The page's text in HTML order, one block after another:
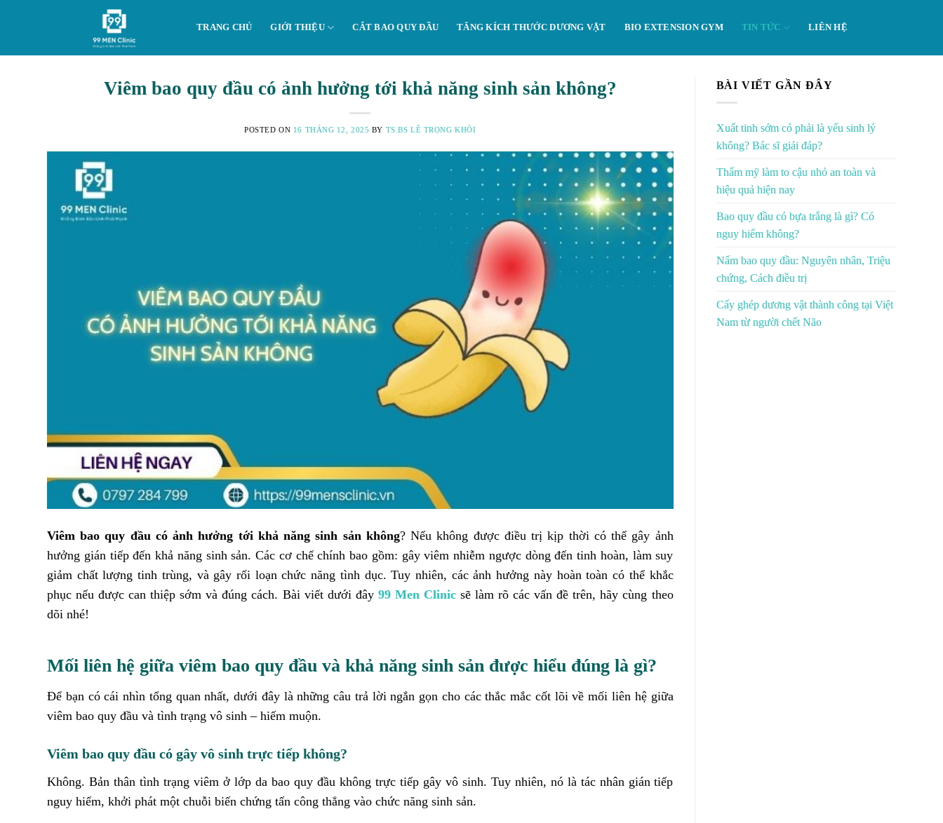
TRANG CHỦ GIỚI THIỆU CẮT BAO QUY ĐẦU TĂNG KÍCH THƯỚC DƯƠNG VẬT BIO EXTENSION GYM TIN TỨC LIÊN HỆ
Viêm bao quy đầu có ảnh hưởng tới khả năng sinh sản không?
POSTED ON 16 THÁNG 12, 2025 BY TS.BS LÊ TRỌNG KHÔI
Viêm bao quy đầu có ảnh hưởng tới khả năng sinh sản không? Nếu không được điều trị kịp thời có thể gây ảnh
hưởng gián tiếp đến khả năng sinh sản. Các cơ chế chính bao gồm: gây viêm nhiễm ngược dòng đến tinh hoàn, làm suy
giảm chất lượng tinh trùng, và gây rối loạn chức năng tình dục. Tuy nhiên, các ảnh hưởng này hoàn toàn có thể khắc
phục nếu được can thiệp sớm và đúng cách. Bài viết dưới đây 99 Men Clinicsẽ làm rõ các vấn đề trên, hãy cùng theo
dõi nhé!
Mối liên hệ giữa viêm bao quy đầu và khả năng sinh sản được hiểu đúng là gì?
Để bạn có cái nhìn tổng quan nhất, dưới đây là những câu trả lời ngắn gọn cho các thắc mắc cốt lõi về mối liên hệ giữa
viêm bao quy đầu và tình trạng vô sinh – hiếm muộn.
Viêm bao quy đầu có gây vô sinh trực tiếp không?
Không. Bản thân tình trạng viêm ở lớp da bao quy đầu không trực tiếp gây vô sinh. Tuy nhiên, nó là tác nhân gián tiếp
nguy hiểm, khởi phát một chuỗi biến chứng tấn công thẳng vào chức năng sinh sản.
BÀI VIẾT GẦN ĐÂY
Xuất tinh sớm có phải là yếu sinh lý
không? Bác sĩ giải đáp?
Thẩm mỹ làm to cậu nhỏ an toàn và
hiệu quả hiện nay
Bao quy đầu có bựa trắng là gì? Có
nguy hiểm không?
Nấm bao quy đầu: Nguyên nhân, Triệu
chứng, Cách điều trị
Cấy ghép dương vật thành công tại Việt
Nam từ người chết Não